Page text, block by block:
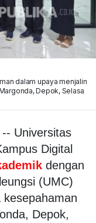
dalam upaya menjalin
Depok, Selasa
Universitas
Digital
dengan
(UMC)
kesepahaman
Depok,